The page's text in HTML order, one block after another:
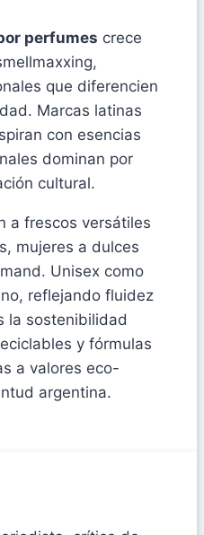
perfumes crece
que diferencien
Marcas latinas
con esencias
dominan por
cultural.
a frescos versátiles
mujeres a dulces
Unisex como
reflejando fluidez
la sostenibilidad
y fórmulas
a valores eco-
argentina.